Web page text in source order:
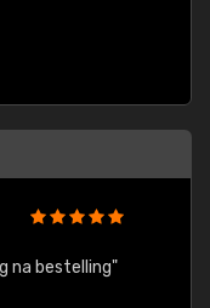
na bestelling"